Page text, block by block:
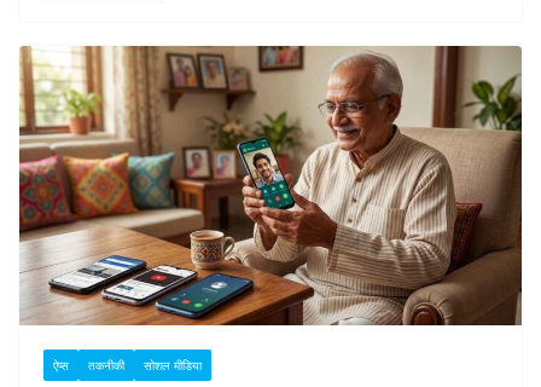
ऐप्स तकनीकी सोशल मीडिया